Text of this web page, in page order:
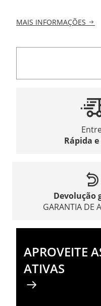
MAIS INFORMAÇÕES
Rápida
Devolução
GARANTIA DE
APROVEITE
ATIVAS